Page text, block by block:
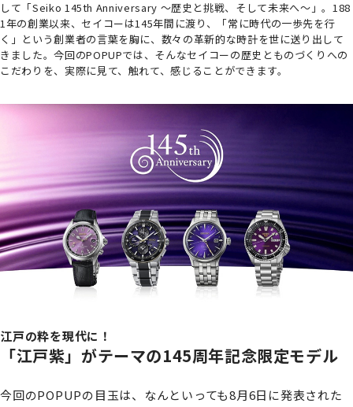
して「Seiko 145th Anniversary ～歴史と挑戦、そして未来へ～」。188
1年の創業以来、セイコーは145年間に渡り、「常に時代の一歩先を行
く」という創業者の言葉を胸に、数々の革新的な時計を世に送り出して
きました。今回のPOPUPでは、そんなセイコーの歴史とものづくりへの
こだわりを、実際に見て、触れて、感じることができます。
江戸の粋を現代に！
「江戸紫」がテーマの145周年記念限定モデル
今回のPOPUPの目玉は、なんといっても8月6日に発表された